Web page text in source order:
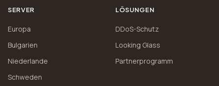
SERVER
Europa
Bulgarien
Niederlande
Schweden
LÖSUNGEN
DDoS-Schutz
Looking Glass
Partnerprogramm